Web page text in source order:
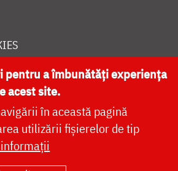
CATEDRALA NAȚIONALĂ
pentru a îmbunătăți experiența
acest site.
în această pagină
utilizării fișierelor de tip